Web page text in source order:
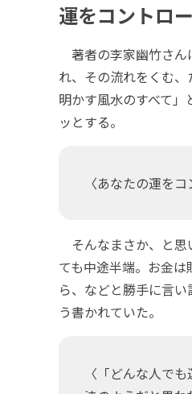
運をコントロ
著者の李家幽竹さん
れ、その流れをくむ
明かす風水のすべて
ッとする。
〈あなたの運を
そんなまさか、と思
ても中途半端。お金
ら、などと勝手に言
う書かれていた。
〈「どんな人で